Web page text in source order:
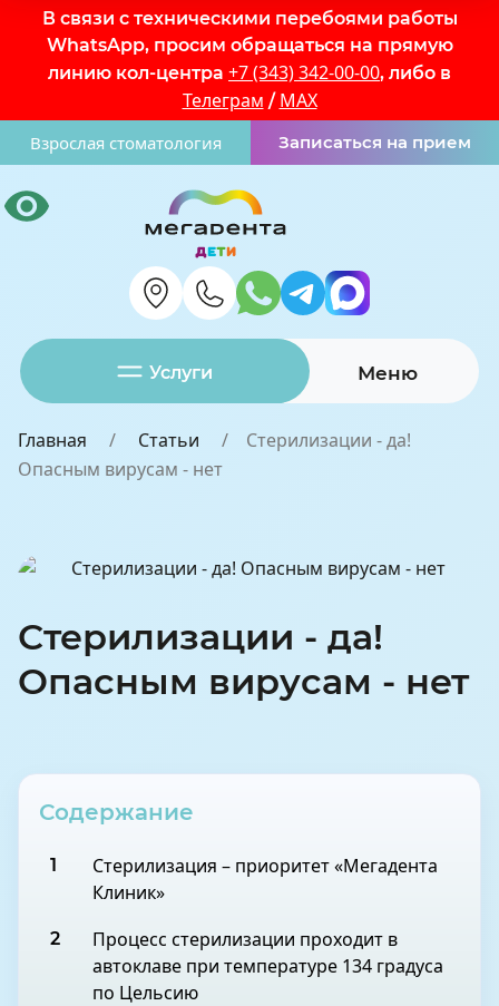
В связи с техническими перебоями работы
WhatsApp, просим обращаться на прямую
линию кол-центра +7 (343) 342-00-00, либо в
Телеграм / MAX
Взрослая стоматология Записаться на прием
Услуги Меню
Главная Статьи
Стерилизации - да!
Опасным вирусам - нет
Стерилизации - да!
Опасным вирусам - нет
Содержание
1
Стерилизация – приоритет «Мегадента
Клиник»
2
Процесс стерилизации проходит в
автоклаве при температуре 134 градуса
по Цельсию